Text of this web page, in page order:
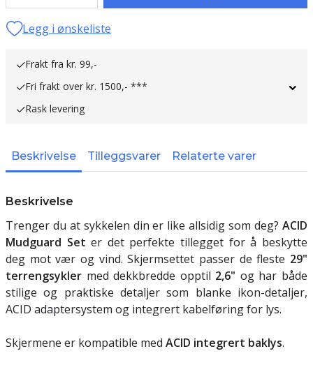
Legg i ønskeliste
Frakt fra kr. 99,-
Fri frakt over kr. 1500,- ***
Rask levering
Beskrivelse Tilleggsvarer Relaterte varer
Beskrivelse
Trenger du at sykkelen din er like allsidig som deg? ACID
Mudguard Set er det perfekte tillegget for å beskytte
deg mot vær og vind. Skjermsettet passer de fleste 29"
terrengsykler med dekkbredde opptil 2,6" og har både
stilige og praktiske detaljer som blanke ikon-detaljer,
ACID adaptersystem og integrert kabelføring for lys.
Skjermene er kompatible med ACID integrert baklys.